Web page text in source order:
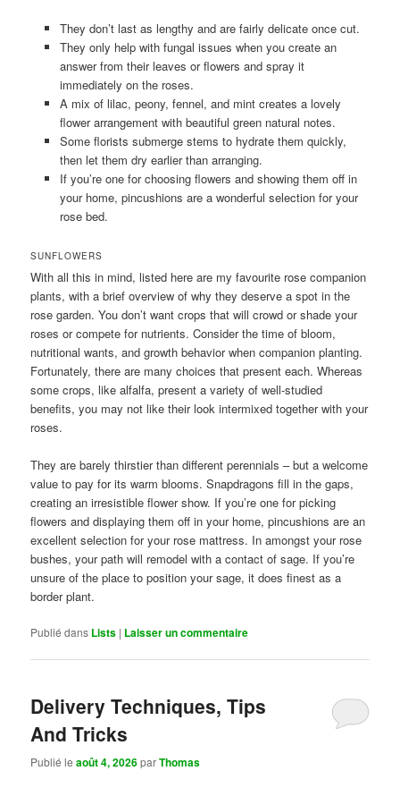
They don’t last as lengthy and are fairly delicate once cut.
They only help with fungal issues when you create an
answer from their leaves or flowers and spray it
immediately on the roses.
A mix of lilac, peony, fennel, and mint creates a lovely
flower arrangement with beautiful green natural notes.
Some florists submerge stems to hydrate them quickly,
then let them dry earlier than arranging.
If you’re one for choosing flowers and showing them off in
your home, pincushions are a wonderful selection for your
rose bed.
SUNFLOWERS
With all this in mind, listed here are my favourite rose companion
plants, with a brief overview of why they deserve a spot in the
rose garden. You don’t want crops that will crowd or shade your
roses or compete for nutrients. Consider the time of bloom,
nutritional wants, and growth behavior when companion planting.
Fortunately, there are many choices that present each. Whereas
some crops, like alfalfa, present a variety of well-studied
benefits, you may not like their look intermixed together with your
roses.
They are barely thirstier than different perennials – but a welcome
value to pay for its warm blooms. Snapdragons fill in the gaps,
creating an irresistible flower show. If you’re one for picking
flowers and displaying them off in your home, pincushions are an
excellent selection for your rose mattress. In amongst your rose
bushes, your path will remodel with a contact of sage. If you’re
unsure of the place to position your sage, it does finest as a
border plant.
Publié dans Lists | Laisser un commentaire
Delivery Techniques, Tips
And Tricks
Publié leaoût 4, 2026parThomas